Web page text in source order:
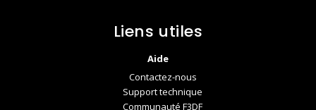
Liens utiles
Aide
Contactez-nous
Support technique
Communauté F3DF